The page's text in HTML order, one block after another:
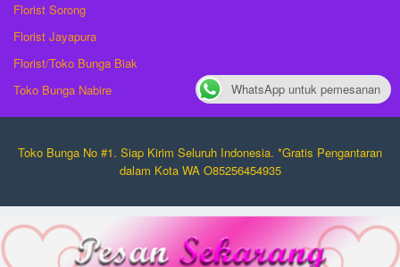
Florist Sorong
Florist Jayapura
Florist/Toko Bunga Biak
Toko Bunga Nabire
Toko Bunga No #1. Siap Kirim Seluruh Indonesia. *Gratis Pengantaran
dalam Kota WA O85256454935
WhatsApp untuk pemesanan